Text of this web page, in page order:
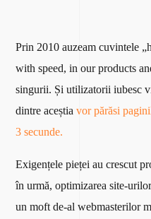
Prin 2010 auzeam cuvintele
with speed, in our products
singurii. Și utilizatorii iubesc
dintre aceștiavor părăsi
3 secunde.
Exigențele pieței au crescut
în urmă, optimizarea site-
un moft de-al webmasterilor